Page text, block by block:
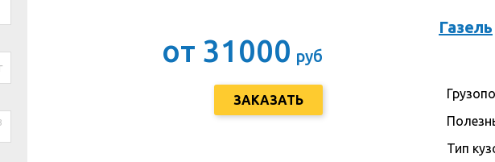
от 31000 руб
ЗАКАЗАТЬ
Газель
Тип